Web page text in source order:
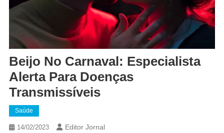
Beijo No Carnaval: Especialista
Alerta Para Doenças
Transmissíveis
Saúde
14/02/2023 Editor Jornal